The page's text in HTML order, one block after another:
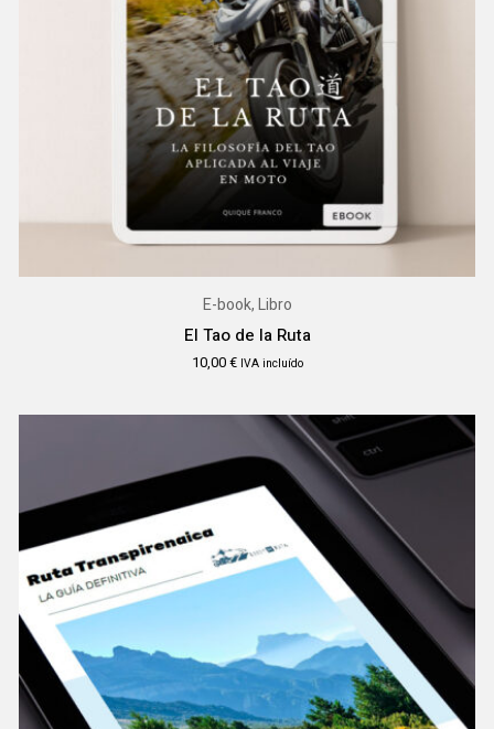
E-book, Libro
El Tao de la Ruta
10,00€ IVA incluído